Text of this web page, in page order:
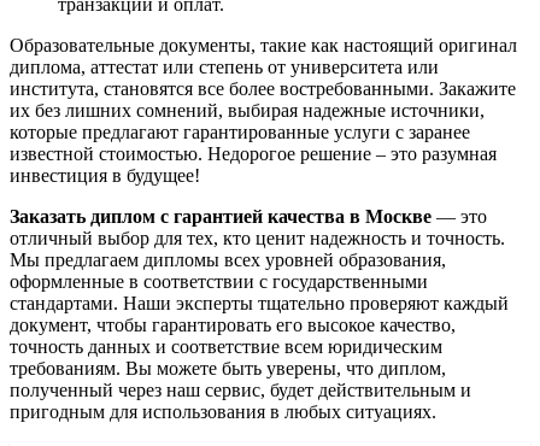
транзакций и оплат.
Образовательные документы, такие как настоящий оригинал
диплома, аттестат или степень от университета или
института, становятся все более востребованными. Закажите
их без лишних сомнений, выбирая надежные источники,
которые предлагают гарантированные услуги с заранее
известной стоимостью. Недорогое решение – это разумная
инвестиция в будущее!
Заказать диплом с гарантией качества в Москве — это
отличный выбор для тех, кто ценит надежность и точность.
Мы предлагаем дипломы всех уровней образования,
оформленные в соответствии с государственными
стандартами. Наши эксперты тщательно проверяют каждый
документ, чтобы гарантировать его высокое качество,
точность данных и соответствие всем юридическим
требованиям. Вы можете быть уверены, что диплом,
полученный через наш сервис, будет действительным и
пригодным для использования в любых ситуациях.